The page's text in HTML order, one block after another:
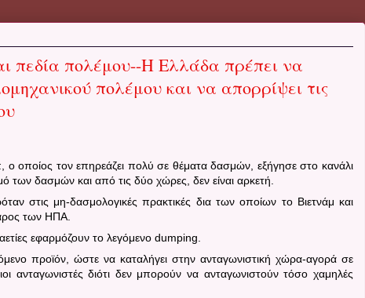
πεδία πολέμου--Η Ελλάδα πρέπει να
πολέμου και να απορρίψει τις
οποίος τον επηρεάζει πολύ σε θέματα δασμών, εξήγησε στο κανάλι
των δασμών και από τις δύο χώρες, δεν είναι αρκετή.
στις μη-δασμολογικές πρακτικές δια των οποίων το Βιετνάμ και
των ΗΠΑ.
εφαρμόζουν το λεγόμενο dumping
προϊόν, ώστε να καταλήγει στην ανταγωνιστική χώρα-αγορά σε
ανταγωνιστές διότι δεν μπορούν να ανταγωνιστούν τόσο χαμηλές